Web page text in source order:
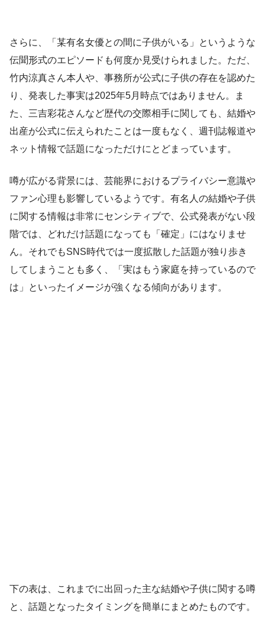
さらに、「某有名女優との間に子供がいる」というような
伝聞形式のエピソードも何度か見受けられました。ただ、
竹内涼真さん本人や、事務所が公式に子供の存在を認めた
り、発表した事実は2025年5月時点ではありません。ま
た、三吉彩花さんなど歴代の交際相手に関しても、結婚や
出産が公式に伝えられたことは一度もなく、週刊誌報道や
ネット情報で話題になっただけにとどまっています。
噂が広がる背景には、芸能界におけるプライバシー意識や
ファン心理も影響しているようです。有名人の結婚や子供
に関する情報は非常にセンシティブで、公式発表がない段
階では、どれだけ話題になっても「確定」にはなりませ
ん。それでもSNS時代では一度拡散した話題が独り歩き
してしまうことも多く、「実はもう家庭を持っているので
は」といったイメージが強くなる傾向があります。
下の表は、これまでに出回った主な結婚や子供に関する噂
と、話題となったタイミングを簡単にまとめたものです。